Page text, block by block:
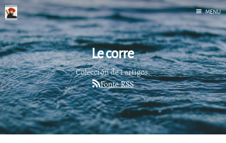
Inicio
Correr
Fediverso
Libros
Foto
Acerca de
MENU
Le corre
Colección de 1 artigos.
Fonte RSS